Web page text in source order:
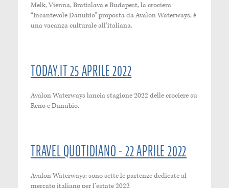
Melk, Vienna, Bratislava e Budapest, la crociera
“Incantevole Danubio” proposta da Avalon Waterways, è
una vacanza culturale all’italiana.
TODAY.IT 25 APRILE 2022
Avalon Waterways lancia stagione 2022 delle crociere su
Reno e Danubio.
TRAVEL QUOTIDIANO - 22 APRILE 2022
Avalon Waterways: sono sette le partenze dedicate al
mercato italiano per l’estate 2022